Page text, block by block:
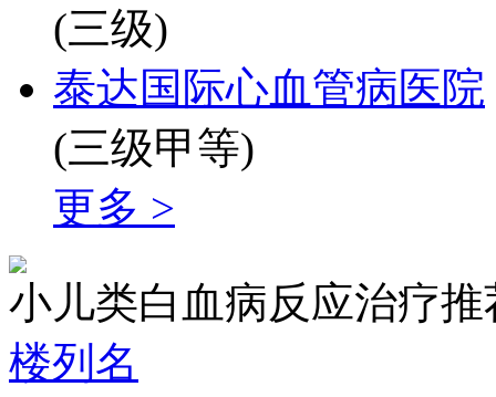
(三级)
泰达国际心血管病医院
(三级甲等)
更多 >
小儿类白血病反应治疗推
楼列名